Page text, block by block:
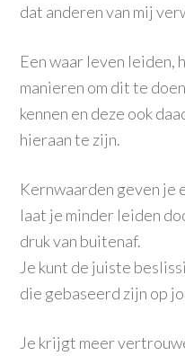
dat anderen van mij
Een waar leven leiden,
manieren om dit te
kennen en deze ook
hieraan te zijn.
Kernwaarden geven je
laat je minder leiden
druk van buitenaf.
Je kunt de juiste
die gebaseerd zijn op
Je krijgt meer